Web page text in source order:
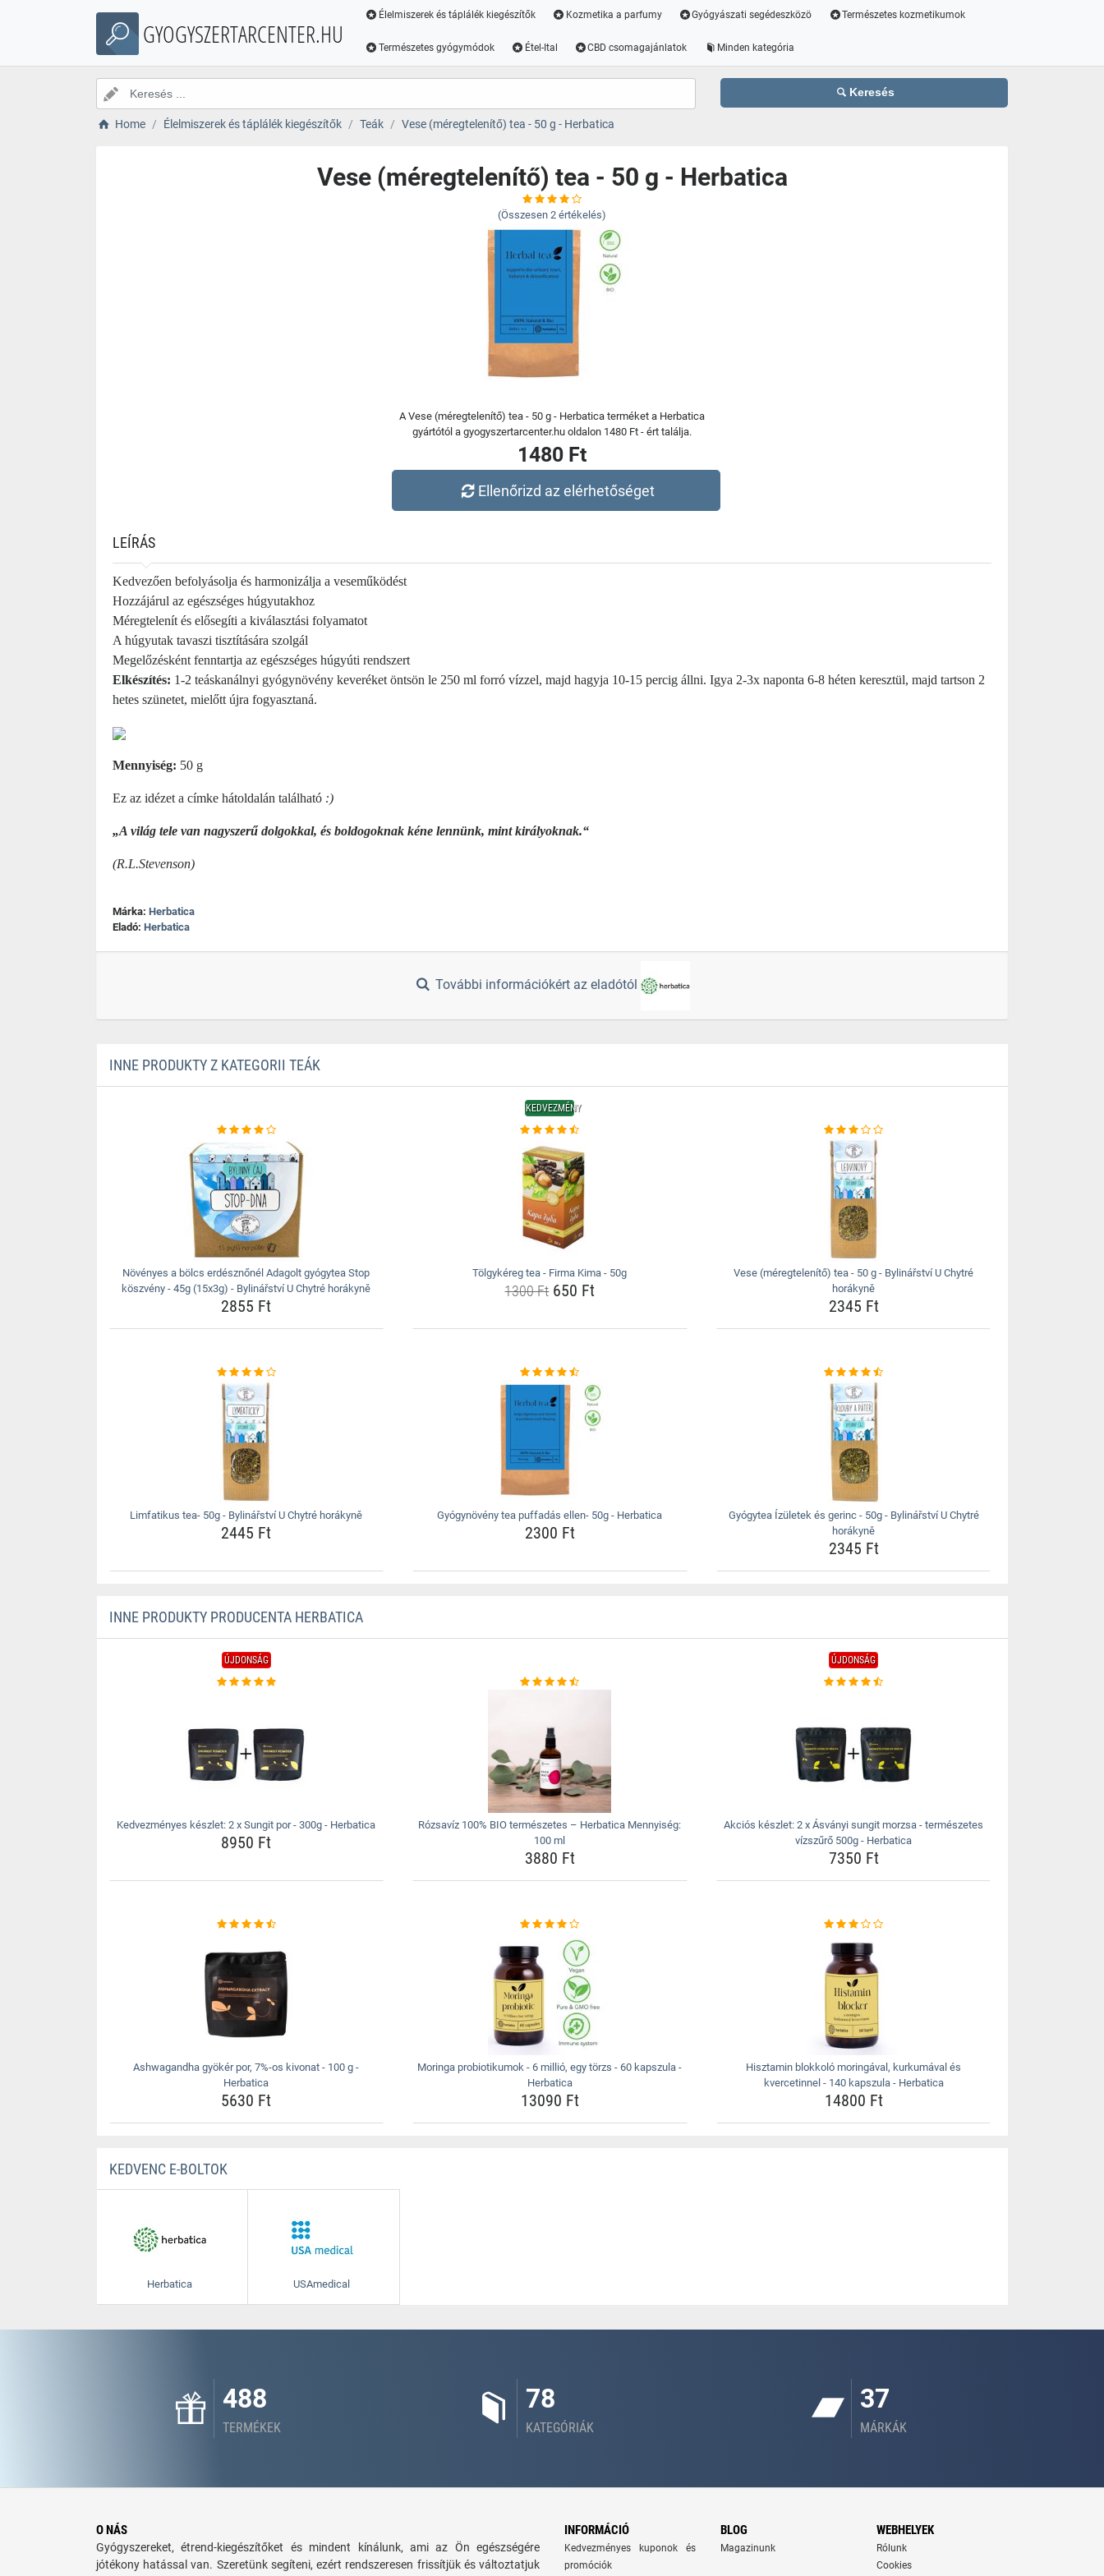
GYOGYSZERTARCENTER.HU
Élelmiszerek és táplálék kiegészítők Kozmetika a parfumy Gyógyászati segédeszközö Természetes kozmetikumok
Természetes gyógymódok Étel-Ital CBD csomagajánlatok Minden kategória
Keresés
Home Élelmiszerek és táplálék kiegészítők Teák Vese (méregtelenítő) tea - 50 g - Herbatica
Vese (méregtelenítő) tea - 50 g - Herbatica
(Összesen 2 értékelés)
A Vese (méregtelenítő) tea - 50 g - Herbatica terméket a Herbatica
gyártótól a gyogyszertarcenter.hu oldalon 1480 Ft - ért találja.
1480 Ft
Ellenőrizd az elérhetőséget
LEÍRÁS
Kedvezően befolyásolja és harmonizálja a veseműködést
Hozzájárul az egészséges húgyutakhoz
Méregtelenít és elősegíti a kiválasztási folyamatot
A húgyutak tavaszi tisztítására szolgál
Megelőzésként fenntartja az egészséges húgyúti rendszert
Elkészítés: 1-2 teáskanálnyi gyógynövény keveréket öntsön le 250 ml forró vízzel, majd hagyja 10-15 percig állni. Igya 2-3x naponta 6-8 héten keresztül, majd tartson 2
hetes szünetet, mielőtt újra fogyasztaná.
Mennyiség: 50 g
Ez az idézet a címke hátoldalán található :)
„A világ tele van nagyszerű dolgokkal, és boldogoknak kéne lennünk, mint királyoknak.“
(R.L.Stevenson)
Márka: Herbatica
Eladó: Herbatica
További információkért az eladótól
INNE PRODUKTY Z KATEGORII TEÁK
Növényes a bölcs erdésznőnél Adagolt gyógytea Stop
köszvény - 45g (15x3g) - Bylinářství U Chytré horákyně
2855 Ft
KEDVEZMÉNY
Tölgykéreg tea - Firma Kima - 50g
1300 Ft650 Ft
Vese (méregtelenítő) tea - 50 g - Bylinářství U Chytré
horákyně
2345 Ft
Limfatikus tea- 50g - Bylinářství U Chytré horákyně
2445 Ft
Gyógynövény tea puffadás ellen- 50g - Herbatica
2300 Ft
Gyógytea Ízületek és gerinc - 50g - Bylinářství U Chytré
horákyně
2345 Ft
INNE PRODUKTY PRODUCENTA HERBATICA
ÚJDONSÁG
Kedvezményes készlet: 2 x Sungit por - 300g - Herbatica
8950 Ft
Rózsavíz 100% BIO természetes – Herbatica Mennyiség:
100 ml
3880 Ft
ÚJDONSÁG
Akciós készlet: 2 x Ásványi sungit morzsa - természetes
vízszűrő 500g - Herbatica
7350 Ft
Ashwagandha gyökér por, 7%-os kivonat - 100 g -
Herbatica
5630 Ft
Moringa probiotikumok - 6 millió, egy törzs - 60 kapszula -
Herbatica
13090 Ft
Hisztamin blokkoló moringával, kurkumával és
kvercetinnel - 140 kapszula - Herbatica
14800 Ft
KEDVENC E-BOLTOK
Herbatica USAmedical
488
TERMÉKEK
78
KATEGÓRIÁK
37
MÁRKÁK
O NÁS
Gyógyszereket, étrend-kiegészítőket és mindent kínálunk, ami az Ön egészségére
jótékony hatással van. Szeretünk segíteni, ezért rendszeresen frissítjük és változtatjuk
INFORMÁCIÓ
Kedvezményes kuponok és
promóciók
BLOG
Magazinunk
WEBHELYEK
Rólunk
Cookies